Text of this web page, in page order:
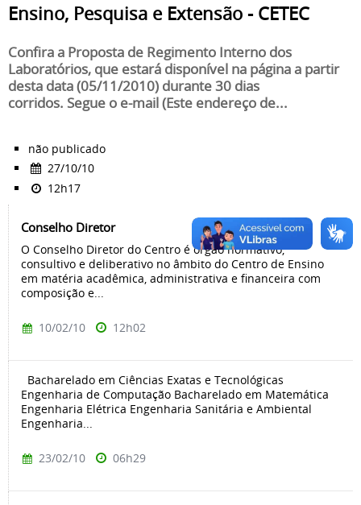
Ensino, Pesquisa e Extensão - CETEC
Confira a Proposta de Regimento Interno dos
Laboratórios, que estará disponível na página a partir
desta data (05/11/2010) durante 30 dias
corridos. Segue o e-mail (Este endereço de...
não publicado
27/10/10
12h17
Conselho Diretor
O Conselho Diretor do Centro é órgão normativo,
consultivo e deliberativo no âmbito do Centro de Ensino
em matéria acadêmica, administrativa e financeira com
composição e...
10/02/10 12h02
Bacharelado em Ciências Exatas e Tecnológicas
Engenharia de Computação Bacharelado em Matemática
Engenharia Elétrica Engenharia Sanitária e Ambiental
Engenharia...
23/02/10 06h29